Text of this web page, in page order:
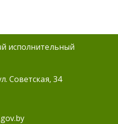
исполнительный
Советская, 34